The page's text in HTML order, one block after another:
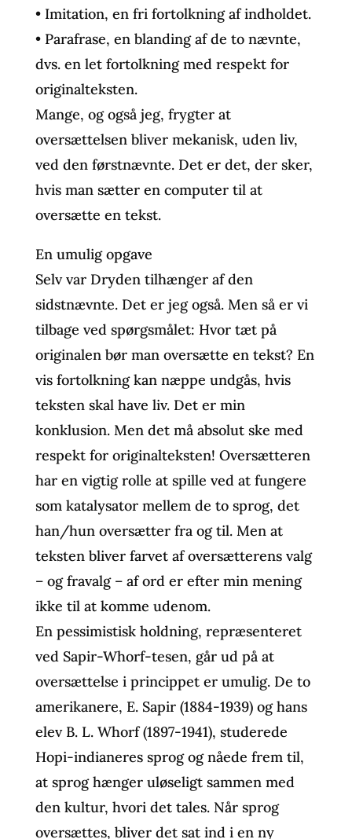
• Imitation, en fri fortolkning af indholdet.
• Parafrase, en blanding af de to nævnte,
dvs. en let fortolkning med respekt for
originalteksten.
Mange, og også jeg, frygter at
oversættelsen bliver mekanisk, uden liv,
ved den førstnævnte. Det er det, der sker,
hvis man sætter en computer til at
oversætte en tekst.
En umulig opgave
Selv var Dryden tilhænger af den
sidstnævnte. Det er jeg også. Men så er vi
tilbage ved spørgsmålet: Hvor tæt på
originalen bør man oversætte en tekst? En
vis fortolkning kan næppe undgås, hvis
teksten skal have liv. Det er min
konklusion. Men det må absolut ske med
respekt for originalteksten! Oversætteren
har en vigtig rolle at spille ved at fungere
som katalysator mellem de to sprog, det
han/hun oversætter fra og til. Men at
teksten bliver farvet af oversætterens valg
– og fravalg – af ord er efter min mening
ikke til at komme udenom.
En pessimistisk holdning, repræsenteret
ved Sapir-Whorf-tesen, går ud på at
oversættelse i princippet er umulig. De to
amerikanere, E. Sapir (1884-1939) og hans
elev B. L. Whorf (1897-1941), studerede
Hopi-indianeres sprog og nåede frem til,
at sprog hænger uløseligt sammen med
den kultur, hvori det tales. Når sprog
oversættes, bliver det sat ind i en ny